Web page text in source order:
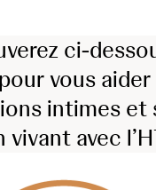
ci-
vous
intimes et
vivant avec